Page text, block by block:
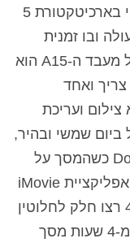
המעבד העדכני של אפל - ה-A15 הבנוי בארכיטקטורת 5
ובו זמנית
לספק ביצועים גבוהים. כוח העיבוד של מעבד ה-A15 הוא
ואחד
ועריכת
ביום שמשי ובהיר,
צילמנו וידאו ב-ProRes וב-Dolby Vision כשהמסך על
בהירות גבוהה. את הווידאו ערכנו דרך אפליקציית iMovie
המובנית במכשיר ובה כל סרטוני ה-4K רצו חלק לחלוטין
כולל אפקטים. ובסוף היום אחרי יותר מ-4 שעות מסך